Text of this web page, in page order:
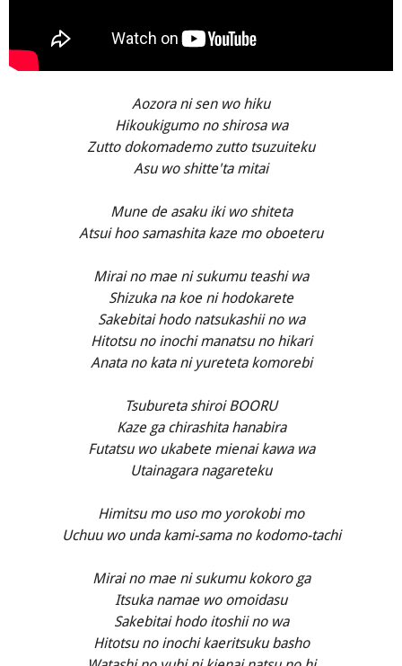
Aozora ni sen wo hiku
Hikoukigumo no shirosa wa
Zutto dokomademo zutto tsuzuiteku
Asu wo shitte'ta mitai
Mune de asaku iki wo shiteta
Atsui hoo samashita kaze mo oboeteru
Mirai no mae ni sukumu teashi wa
Shizuka na koe ni hodokarete
Sakebitai hodo natsukashii no wa
Hitotsu no inochi manatsu no hikari
Anata no kata ni yureteta komorebi
Tsubureta shiroi BOORU
Kaze ga chirashita hanabira
Futatsu wo ukabete mienai kawa wa
Utainagara nagareteku
Himitsu mo uso mo yorokobi mo
Uchuu wo unda kami-sama no kodomo-tachi
Mirai no mae ni sukumu kokoro ga
Itsuka namae wo omoidasu
Sakebitai hodo itoshii no wa
Hitotsu no inochi kaeritsuku basho